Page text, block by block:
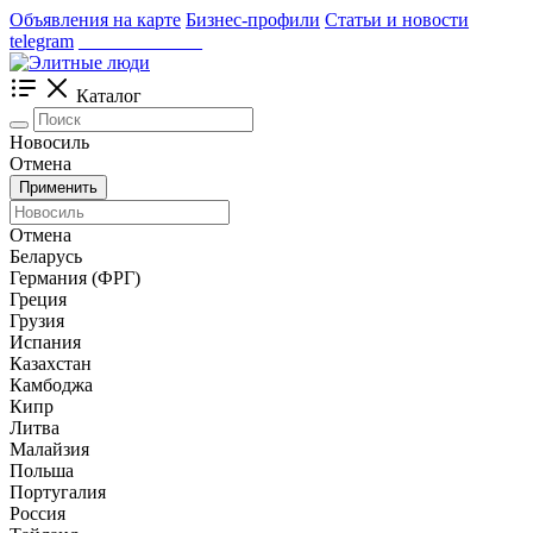
Объявления на карте Бизнес-профили Статьи и новости
telegram
Каталог
Новосиль
Отмена
Применить
Отмена
Беларусь
Германия (ФРГ)
Греция
Грузия
Испания
Казахстан
Камбоджа
Кипр
Литва
Малайзия
Польша
Португалия
Россия